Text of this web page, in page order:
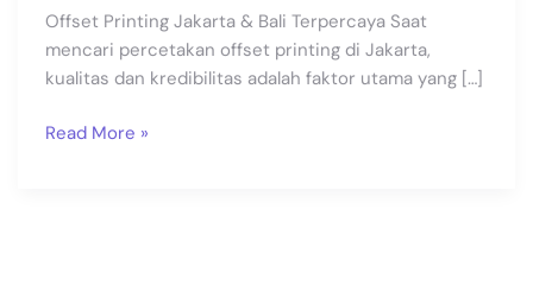
Offset Printing Jakarta & Bali Terpercaya Saat
mencari percetakan offset printing di Jakarta,
kualitas dan kredibilitas adalah faktor utama yang […]
Read More »